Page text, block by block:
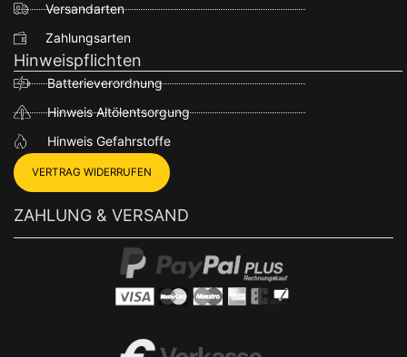
Versandarten
Zahlungsarten
Hinweispflichten
Batterieverordnung
Hinweis Altölentsorgung
Hinweis Gefahrstoffe
VERTRAG WIDERRUFEN
ZAHLUNG & VERSAND